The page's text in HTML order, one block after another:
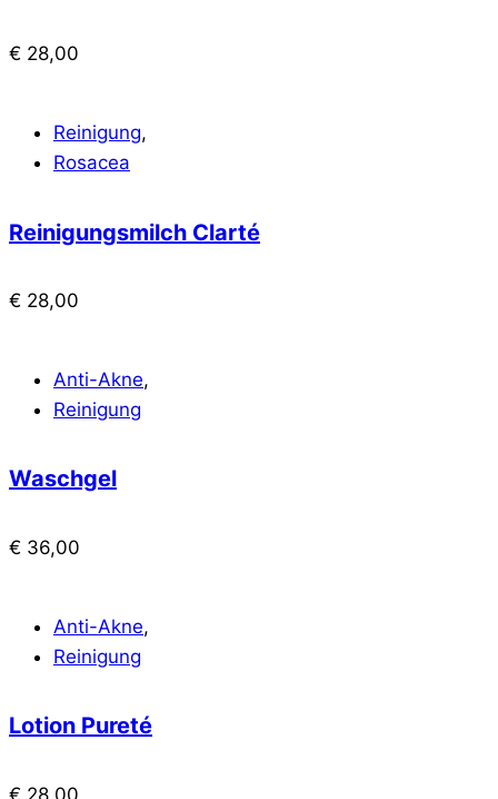
€ 28,00
Reinigung,
Rosacea
Reinigungsmilch Clarté
€ 28,00
Anti-Akne,
Reinigung
Waschgel
€ 36,00
Anti-Akne,
Reinigung
Lotion Pureté
€ 28,00